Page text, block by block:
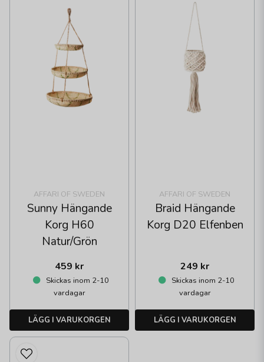
AFFARI OF SWEDEN
Sunny Hängande
Korg H60
Natur/Grön
459 kr
Skickas inom 2-10
vardagar
LÄGG I VARUKORGEN
AFFARI OF SWEDEN
Braid Hängande
Korg D20 Elfenben
249 kr
Skickas inom 2-10
vardagar
LÄGG I VARUKORGEN